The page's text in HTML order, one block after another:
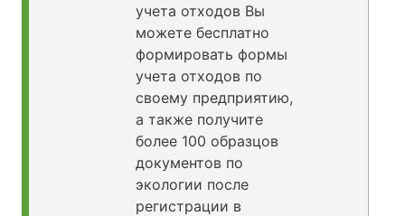
учета отходов Вы
можете бесплатно
формировать формы
учета отходов по
своему предприятию,
а также получите
более 100 образцов
документов по
экологии после
регистрации в